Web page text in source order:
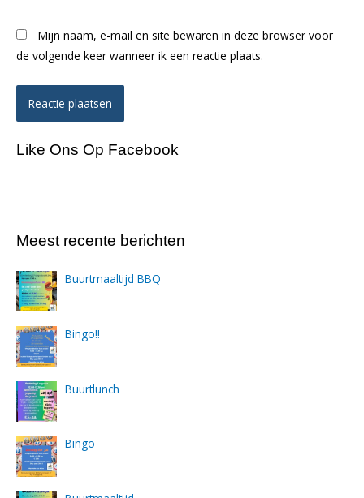
Mijn naam, e-mail en site bewaren in deze browser voor
de volgende keer wanneer ik een reactie plaats.
Like Ons Op Facebook
Meest recente berichten
Buurtmaaltijd BBQ
Bingo!!
Buurtlunch
Bingo